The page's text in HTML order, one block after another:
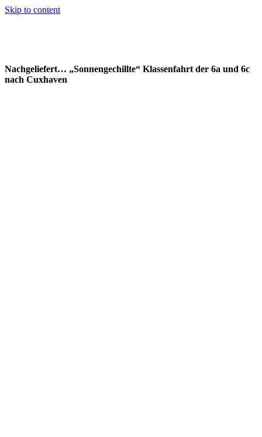
Skip to content
Nachgeliefert… „Sonnengechillte“ Klassenfahrt der 6a und 6c
nach Cuxhaven